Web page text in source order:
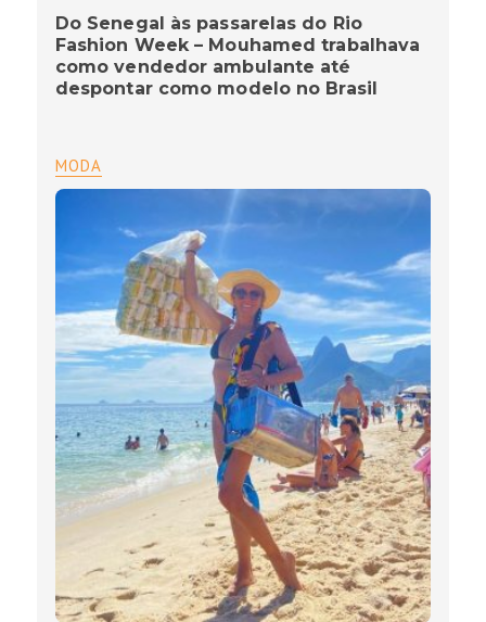
Do Senegal às passarelas do Rio
Fashion Week – Mouhamed trabalhava
como vendedor ambulante até
despontar como modelo no Brasil
MODA